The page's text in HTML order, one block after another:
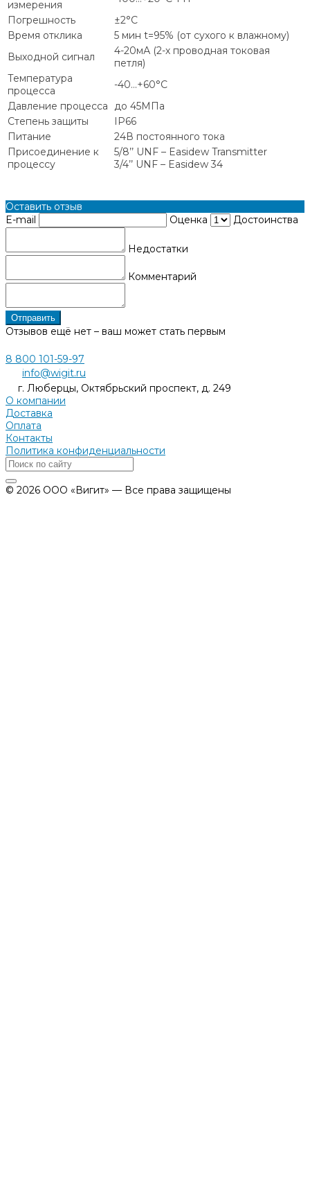
измерения
Погрешность
±2°С
Время отклика
5 мин t=95% (от сухого к влажному)
Выходной сигнал
4-20мА (2-х проводная токовая
петля)
Температура
процесса
-40...+60°С
Давление процесса
до 45МПа
Степень защиты
IP66
Питание
24В постоянного тока
Присоединение к
процессу
5/8’’ UNF – Easidew Transmitter
3/4’’ UNF – Easidew 34
Оставить отзыв
E-mail
Оценка Достоинства
Недостатки
Комментарий
Отправить
Отзывов ещё нет – ваш может стать первым
8 800 101-59-97
info@wigit.ru
г. Люберцы, Октябрьский проспект, д. 249
О компании
Доставка
Оплата
Контакты
Политика конфиденциальности
© 2026 ООО «Вигит» — Все права защищены